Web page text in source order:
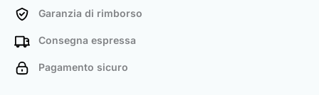
quantitàGaranzia di rimborso
Consegna espressa
Pagamento sicuro